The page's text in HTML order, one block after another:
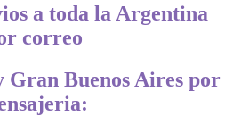
a toda la Argentina
correo
Gran Buenos Aires por